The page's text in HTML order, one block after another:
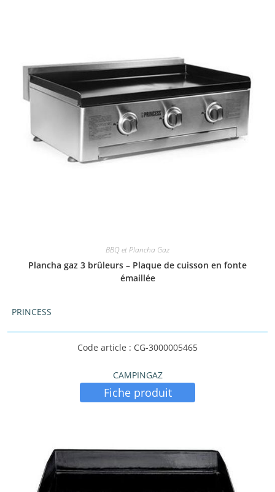
BBQ et Plancha Gaz
Plancha gaz 3 brûleurs – Plaque de cuisson en fonte
émaillée
PRINCESS
Code article : CG-3000005465
CAMPINGAZ
Fiche produit